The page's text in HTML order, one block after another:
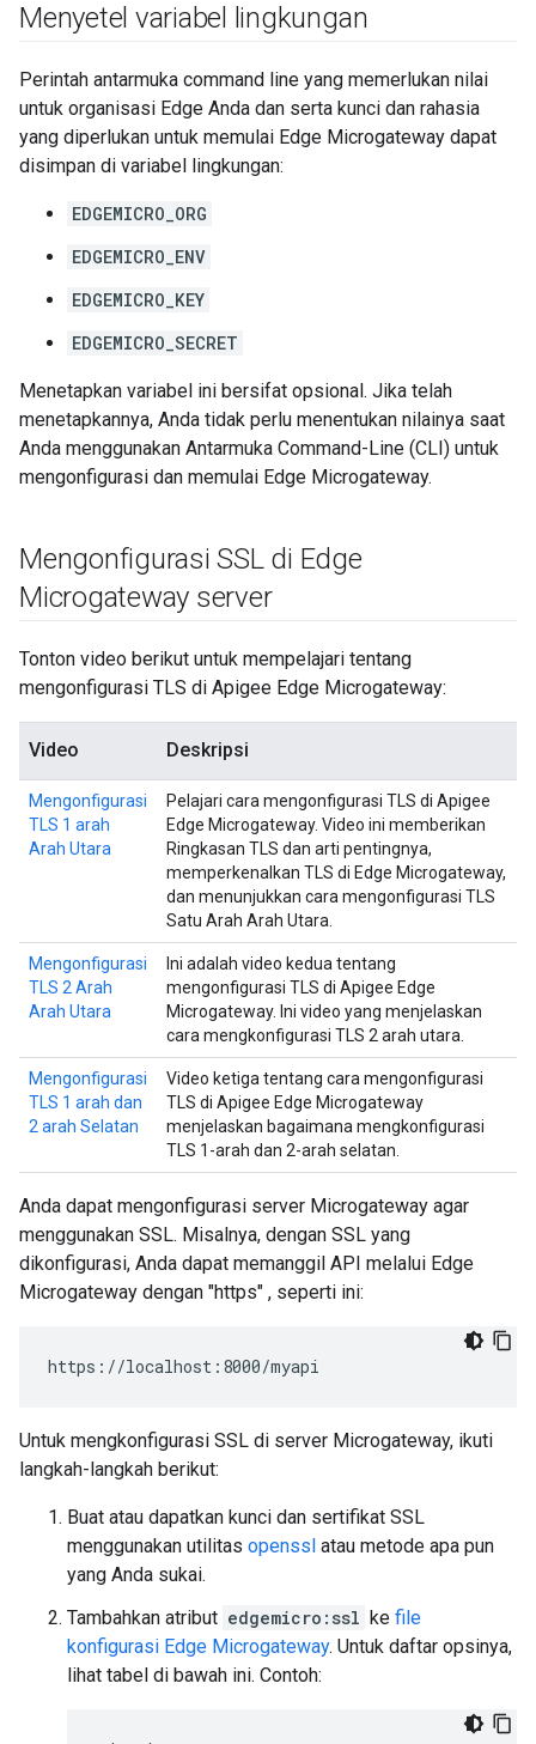
Menyetel variabel lingkungan
Perintah antarmuka command line yang memerlukan nilai
untuk organisasi Edge Anda dan serta kunci dan rahasia
yang diperlukan untuk memulai Edge Microgateway dapat
disimpan di variabel lingkungan:
EDGEMICRO_ORG
EDGEMICRO_ENV
EDGEMICRO_KEY
EDGEMICRO_SECRET
Menetapkan variabel ini bersifat opsional. Jika telah
menetapkannya, Anda tidak perlu menentukan nilainya saat
Anda menggunakan Antarmuka Command-Line (CLI) untuk
mengonfigurasi dan memulai Edge Microgateway.
Mengonfigurasi SSL di Edge
Microgateway server
Tonton video berikut untuk mempelajari tentang
mengonfigurasi TLS di Apigee Edge Microgateway:
Video Deskripsi
Mengonfigurasi
TLS 1 arah
Arah Utara
Pelajari cara mengonfigurasi TLS di Apigee
Edge Microgateway. Video ini memberikan
Ringkasan TLS dan arti pentingnya,
memperkenalkan TLS di Edge Microgateway,
dan menunjukkan cara mengonfigurasi TLS
Satu Arah Arah Utara.
Mengonfigurasi
TLS 2 Arah
Arah Utara
Ini adalah video kedua tentang
mengonfigurasi TLS di Apigee Edge
Microgateway. Ini video yang menjelaskan
cara mengkonfigurasi TLS 2 arah utara.
Mengonfigurasi
TLS 1 arah dan
2 arah Selatan
Video ketiga tentang cara mengonfigurasi
TLS di Apigee Edge Microgateway
menjelaskan bagaimana mengkonfigurasi
TLS 1-arah dan 2-arah selatan.
Anda dapat mengonfigurasi server Microgateway agar
menggunakan SSL. Misalnya, dengan SSL yang
dikonfigurasi, Anda dapat memanggil API melalui Edge
Microgateway dengan "https" , seperti ini:
https://localhost:8000/myapi
Untuk mengkonfigurasi SSL di server Microgateway, ikuti
langkah-langkah berikut:
Buat atau dapatkan kunci dan sertifikat SSL
menggunakan utilitas openssl atau metode apa pun
yang Anda sukai.
Tambahkan atribut edgemicro:ssl ke file
konfigurasi Edge Microgateway. Untuk daftar opsinya,
lihat tabel di bawah ini. Contoh: